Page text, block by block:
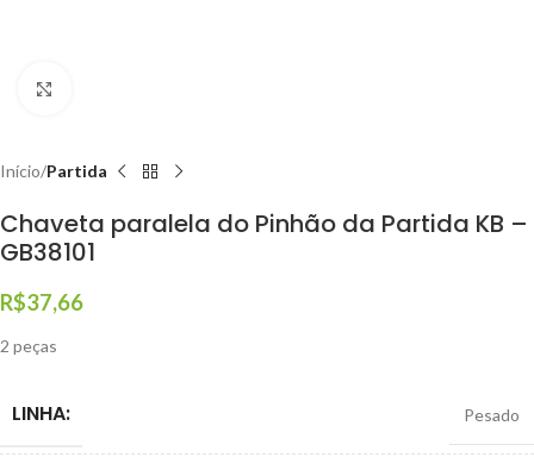
Início Partida
Chaveta paralela do Pinhão da Partida KB –
GB38101
R$37,66
2 peças
LINHA: Pesado